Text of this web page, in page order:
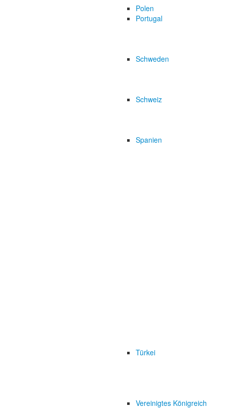
Polen
Portugal
Schweden
Schweiz
Spanien
Türkei
Vereinigtes Königreich